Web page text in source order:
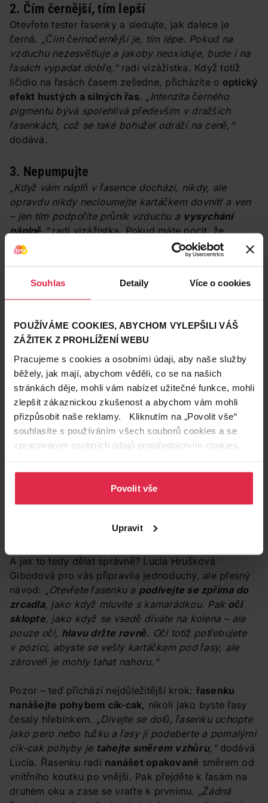
Souhlas Detaily Více o cookies
POUŽÍVÁME COOKIES, ABYCHOM VYLEPŠILI VÁŠ
ZÁŽITEK Z PROHLÍŽENÍ WEBU
Pracujeme s cookies a osobními údaji, aby naše služby
běžely, jak mají, abychom věděli, co se na našich
stránkách děje, mohli vám nabízet užitečné funkce, mohli
zlepšit zákaznickou zkušenost a abychom vám mohli
přizpůsobit naše reklamy. Kliknutím na „Povolit vše“
souhlasíte s používáním všech souborů cookies a se
zpracováním osobních údajů prostřednictvím cookies.
osobních údajů.
Povolit vše
Upravit
2. Čím černější, tím lepší
Otevřete tester řasenky a sledujte, jak dalece je
černá. „Čím černočernější je, tím lépe. Pokud na
vzduchu nezesvětluje a jakoby neoxiduje, bude i na
řasách vypadat dobře,“radí vizážistka. Když totiž
líčidlo na řasách časem zešedne, přicházíte o optický
efekt hustých a silných řas. „Intenzita černého
pigmentu bývá spolehlivá především v dražších
řasenkách, což se také bohužel odráží na ceně,“
dodává.
3. Nepumpujte
„Když vám náplň v řasence dochází, nikdy, ale
opravdu nikdy necloumejte kartáčkem dovnitř a ven
– jen tím podpoříte průnik vzduchu a vysychání
náplně,“radí vizážistka. Pokud máte pocit, že
řasenka dochází, jen
kružte kartáčkempo vnitřní
4. Řasenku včas vyhoďte
řasenky. Raději ji včas vyhoďte a za rozumnou cenu
si kupte novou,“radí Lucia Hrušková.
roce,záleží na konkrétním produktu. Zamezíte tak
nejen nevzhlednému žmolkování, ale i případné
infekci.
5. Nanášení neodbývejte
„Chybou je, když koukáme do zrcadla rovně a jen
že řasy jen přejíždíme od kořínků ke konečkům.
Tímto způsobem se řasyslepí do pramínků
A jak to tedy dělat správně? Lucia Hrušková
Gibodová pro vás připravila jednoduchý, ale přesný
návod: „Otevřete řasenku a podívejte se zpříma do
zrcadla, jako když mluvíte s kamarádkou. Pak oči
sklopte, jako když se vsedě díváte na kolena – ale
pouze oči, hlavu držte rovně. Oči totiž potřebujete
v pozici, abyste se vešly kartáčkem pod řasy, ale
zároveň je mohly tahat nahoru.“
Pozor – teď přichází nejdůležitější krok: řasenku
nanášejte pohybem cik-cak, nikoli jako byste řasy
česaly hřebínkem. „Dívejte se dolů, řasenku uchopte
jako pero nebo tužku a řasy jí podeberte a pomalými
cik-cak pohyby je tahejte směrem vzhůru,“ dodává
Lucia. Řasenku radí nanášet opakovaně směrem od
vnitřního koutku po vnější. Pak přejděte k řasám na
druhém oku a zase se vraťte k prvnímu. „Žádná